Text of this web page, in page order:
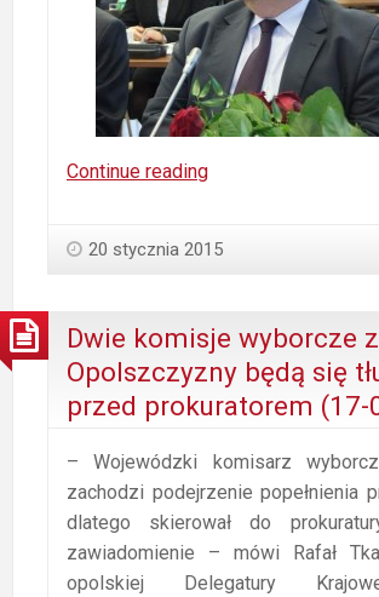
Continue readingOświadczenia
radnych
2015)
20 stycznia 2015
Dwie komisje wyborcze z
Opolszczyzny będą się
przed prokuratorem (17-
– Wojewódzki komisarz
zachodzi podejrzenie popełnienia
dlatego skierował do
zawiadomienie – mówi Rafał
opolskiej Delegatury